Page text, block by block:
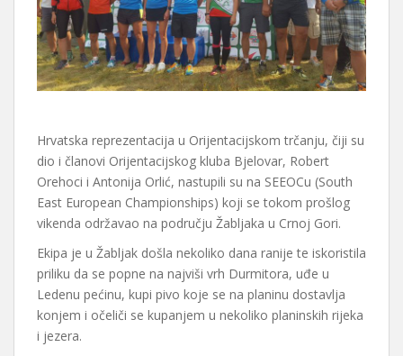
Hrvatska reprezentacija u Orijentacijskom trčanju, čiji su
dio i članovi Orijentacijskog kluba Bjelovar, Robert
Orehoci i Antonija Orlić, nastupili su na SEEOCu (South
East European Championships) koji se tokom prošlog
vikenda održavao na području Žabljaka u Crnoj Gori.
Ekipa je u Žabljak došla nekoliko dana ranije te iskoristila
priliku da se popne na najviši vrh Durmitora, uđe u
Ledenu pećinu, kupi pivo koje se na planinu dostavlja
konjem i očeliči se kupanjem u nekoliko planinskih rijeka
i jezera.